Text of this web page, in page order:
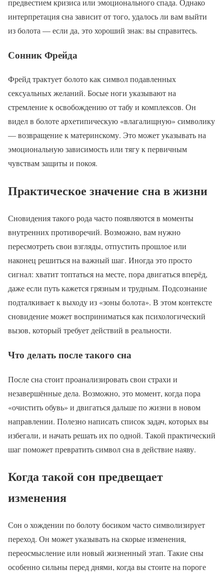
предвестием кризиса или эмоционального спада. Однако
интерпретация сна зависит от того, удалось ли вам выйти
из болота — если да, это хороший знак: вы справитесь.
Сонник Фрейда
Фрейд трактует болото как символ подавленных
сексуальных желаний. Босые ноги указывают на
стремление к освобождению от табу и комплексов. Он
видел в болоте архетипическую «влагалищную» символику
— возвращение к материнскому. Это может указывать на
эмоциональную зависимость или тягу к первичным
чувствам защиты и покоя.
Практическое значение сна в жизни
Сновидения такого рода часто появляются в моменты
внутренних противоречий. Возможно, вам нужно
пересмотреть свои взгляды, отпустить прошлое или
наконец решиться на важный шаг. Иногда это просто
сигнал: хватит топтаться на месте, пора двигаться вперёд,
даже если путь кажется грязным и трудным. Подсознание
подталкивает к выходу из «зоны болота». В этом контексте
сновидение может восприниматься как психологический
вызов, который требует действий в реальности.
Что делать после такого сна
После сна стоит проанализировать свои страхи и
незавершённые дела. Возможно, это момент, когда пора
«очистить обувь» и двигаться дальше по жизни в новом
направлении. Полезно написать список задач, которых вы
избегали, и начать решать их по одной. Такой практический
шаг поможет превратить символ сна в действие наяву.
Когда такой сон предвещает
изменения
Сон о хождении по болоту босиком часто символизирует
переход. Он может указывать на скорые изменения,
переосмысление или новый жизненный этап. Такие сны
особенно сильны перед днями, когда вы стоите на пороге